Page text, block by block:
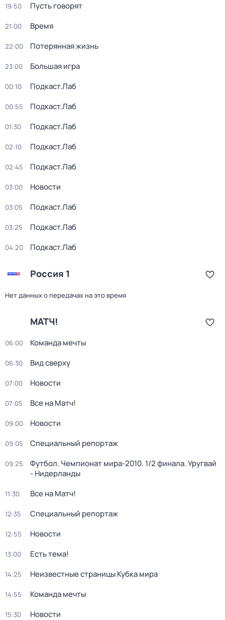
19:50 Пусть говорят
21:00 Время
22:00 Потерянная жизнь
23:00 Большая игра
00:10 Подкаст.Лаб
00:55 Подкаст.Лаб
01:30 Подкаст.Лаб
02:10 Подкаст.Лаб
02:45 Подкаст.Лаб
03:00 Новости
03:05 Подкаст.Лаб
03:25 Подкаст.Лаб
04:20 Подкаст.Лаб
Россия 1
Нет данных о передачах на это время
МАТЧ!
06:00 Команда мечты
06:30 Вид сверху
07:00 Новости
07:05 Все на Матч!
09:00 Новости
09:05 Специальный репортаж
09:25
Футбол. Чемпионат мира-2010. 1/2 финала. Уругвай
- Нидерланды
11:30 Все на Матч!
12:35 Специальный репортаж
12:55 Новости
13:00 Есть тема!
14:25 Неизвестные страницы Кубка мира
14:55 Команда мечты
15:30 Новости